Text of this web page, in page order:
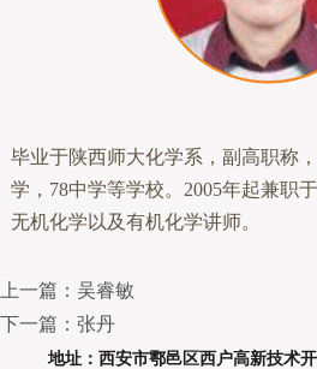
毕业于陕西师大化学系，副高职称
学，78中学等学校。2005年起兼职
无机化学以及有机化学讲师。
上一篇：吴睿敏
下一篇：张丹
地址：西安市鄠邑区西户高新技术